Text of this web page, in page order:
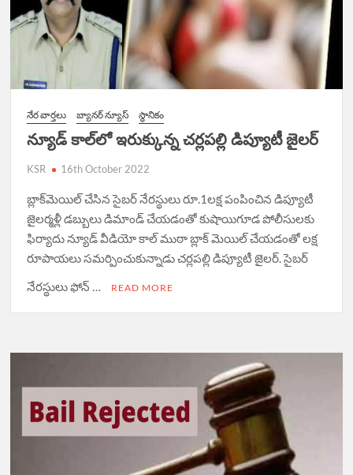
నేర వార్త‌లు బ్యానర్ న్యూస్ స్థానికం
న్యూడ్ కాల్‌లో ఇరుక్కున్న చర్లపల్లి డిప్యూటీ జైలర్
KSR 16th October 2022
బ్లాక్‌మెయిల్ చేసిన సైబర్ నేరస్థులు రూ.1లక్ష పంపించిన డిప్యూటీ
జైలర్మళ్లీ డబ్బులు డిమాండ్ చేయడంతో కుషాయిగూడ పోలీసులకు
ఫిర్యాదు న్యూడ్ వీడియో కాల్ ముఠా బ్లాక్ మెయిల్ చేయడంతో లక్ష
రూపాయలు సమర్పించుకున్నాడు చర్లపల్లి డిప్యూటీ జైలర్. సైబర్
నేరస్థులు ఫోన్ …
READ MORE